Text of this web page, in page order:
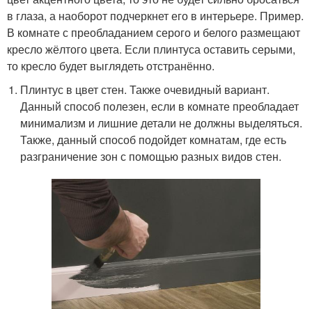
в глаза, а наоборот подчеркнет его в интерьере. Пример.
В комнате с преобладанием серого и белого размещают
кресло жёлтого цвета. Если плинтуса оставить серыми,
то кресло будет выглядеть отстранённо.
Плинтус в цвет стен. Также очевидный вариант.
Данный способ полезен, если в комнате преобладает
минимализм и лишние детали не должны выделяться.
Также, данный способ подойдет комнатам, где есть
разграничение зон с помощью разных видов стен.